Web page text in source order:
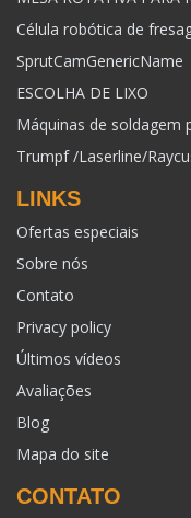
Célula robótica de
SprutCamGenericName
ESCOLHA DE LIXO
Máquinas de soldagem
Trumpf /Laserline/
LINKS
Ofertas especiais
Sobre nós
Contato
Privacy policy
Últimos vídeos
Avaliações
Blog
Mapa do site
CONTATO